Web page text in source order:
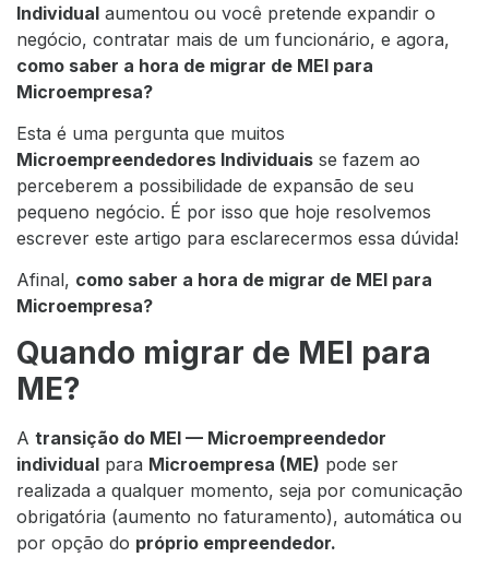
Individual aumentou ou você pretende expandir o
negócio, contratar mais de um funcionário, e agora,
como saber a hora de migrar de MEI para
Microempresa?
Esta é uma pergunta que muitos
Microempreendedores Individuais se fazem ao
perceberem a possibilidade de expansão de seu
pequeno negócio. É por isso que hoje resolvemos
escrever este artigo para esclarecermos essa dúvida!
Afinal, como saber a hora de migrar de MEI para
Microempresa?
Quando migrar de MEI para
ME?
A transição do MEI — Microempreendedor
individual para Microempresa (ME) pode ser
realizada a qualquer momento, seja por comunicação
obrigatória (aumento no faturamento), automática ou
por opção do próprio empreendedor.